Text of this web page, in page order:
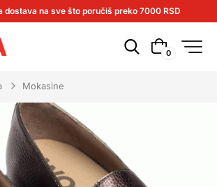
dostava na sve što poručiš preko 7000 RSD
0
Mokasine